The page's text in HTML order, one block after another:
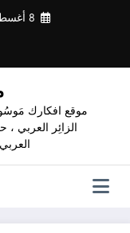
8 أغسطس، 2026
موقع افكارك
الزائِر العربي